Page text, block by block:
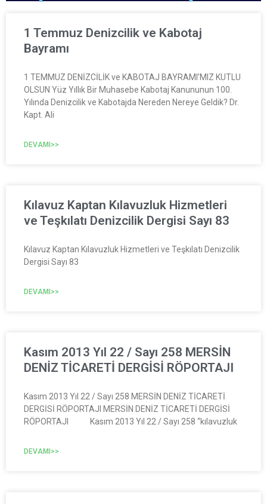
1 Temmuz Denizcilik ve Kabotaj
Bayramı
1 TEMMUZ DENİZCİLİK ve KABOTAJ BAYRAMI’MIZ KUTLU
OLSUN Yüz Yıllık Bir Muhasebe Kabotaj Kanununun 100.
Yılında Denizcilik ve Kabotajda Nereden Nereye Geldik? Dr.
Kapt. Ali
DEVAMI>>
Kılavuz Kaptan Kılavuzluk Hizmetleri
ve Teşkılatı Denizcilik Dergisi Sayı 83
Kılavuz Kaptan Kılavuzluk Hizmetleri ve Teşkılatı Denizcilik
Dergisi Sayı 83
DEVAMI>>
Kasım 2013 Yıl 22 / Sayı 258 MERSİN
DENİZ TİCARETİ DERGİSİ RÖPORTAJI
Kasım 2013 Yıl 22 / Sayı 258 MERSİN DENİZ TİCARETİ
DERGİSİ RÖPORTAJI MERSİN DENİZ TİCARETİ DERGİSİ
RÖPORTAJI Kasım 2013 Yıl 22 / Sayı 258 “kılavuzluk
DEVAMI>>